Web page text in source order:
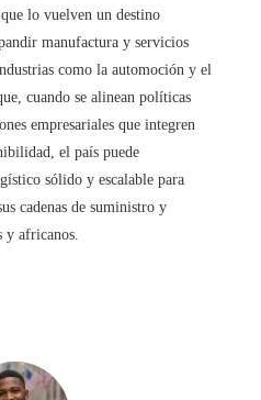
lo vuelven un destino
manufactura y servicios
como la automoción y el
cuando se alinean políticas
empresariales que integren
el país puede
sólido y escalable para
cadenas de suministro y
y africanos.